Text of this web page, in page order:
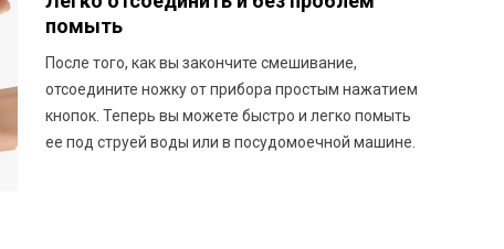
помыть
После того, как вы закончите смешивание,
отсоедините ножку от прибора простым нажатием
кнопок. Теперь вы можете быстро и легко помыть
ее под струей воды или в посудомоечной машине.